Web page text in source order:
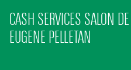
CASH SERVICES SALON
EUGENE PELLETAN